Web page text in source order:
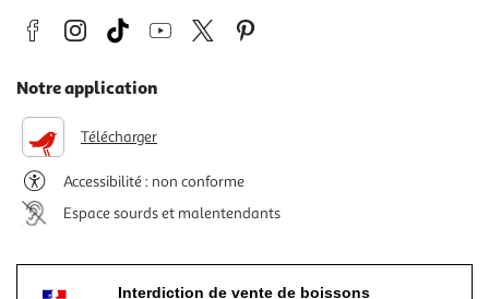
Notre application
Télécharger
Accessibilité : non conforme
Espace sourds et malentendants
Interdiction de vente de boissons